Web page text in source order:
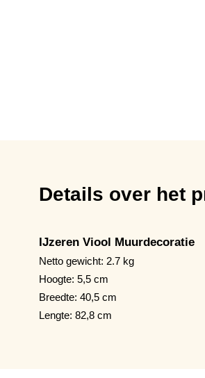
Details over het
IJzeren Viool Muurdecoratie
Netto gewicht: 2.7 kg
Hoogte: 5,5 cm
Breedte: 40,5 cm
Lengte: 82,8 cm